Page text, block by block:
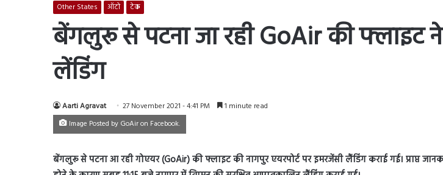
Other States ऑटो टेक
बेंगलुरू से पटना जा रही GoAir की फ्लाइट ने
लेंडिंग
Aarti Agravat 27 November 2021 - 4:41 PM 1 minute read
Image Posted by GoAir on Facebook.
बेंगलुरू से पटना आ रही गोएयर (GoAir) की फ्लाइट की नागपुर एयरपोर्ट पर इमरजेंसी लैंडिंग कराई गई। प्राप्त